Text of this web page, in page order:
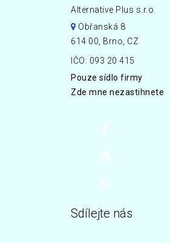
Alternative Plus s.r.o.
Obřanská 8
614 00, Brno, CZ
IČO: 093 20 415
Pouze sídlo firmy
Zde mne nezastihnete
Sdílejte nás